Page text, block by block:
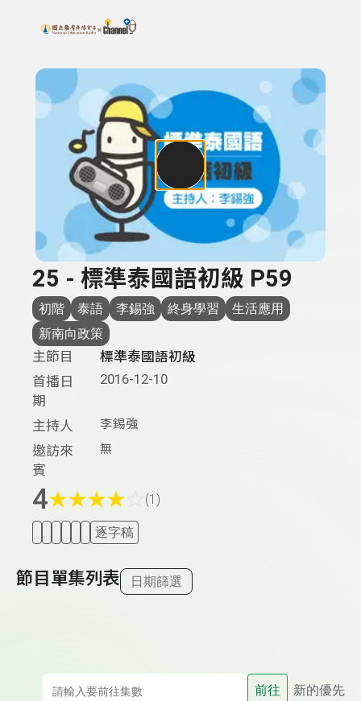
上方功能區塊
搜尋關鍵字：可輸入節目名稱、主持人或關鍵字
25 - 標準泰國語初級 P59
初階 泰語 李錫強 終身學習
生活應用
新南向政策
主節目
標準泰國語初級
首播日
期
2016-12-10
主持人 李錫強
邀訪來
賓
無
4★★★★ (1)
逐字稿
節目單集列表 日期篩選
前往 新的優先